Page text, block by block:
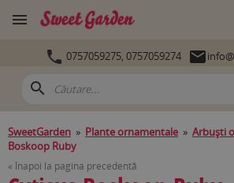

 0757059275, 0757059274 
search
SweetGarden » Plante ornamentale » Arbuşti
Boskoop Ruby
« Înapoi la pagina precedentă